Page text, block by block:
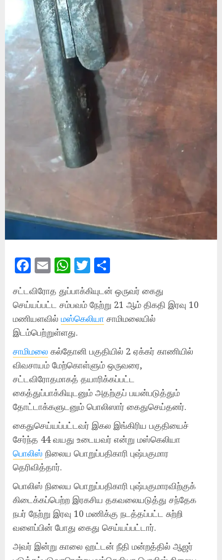
Facebook
EmailWhatsApp
Twitter
சட்டவிரோத துப்பாக்கியுடன் ஒருவர் கைது
செய்யப்பட்ட சம்பவம் நேற்று 21 ஆம் திகதி இரவு 10
மணியளவில் மஸ்கெலியா சாமிமலையில்
இடம்பெற்றுள்ளது.
சாமிமலை கல்தோனி பகுதியில் 2 ஏக்கர் காணியில்
விவசாயம் மேற்கொள்ளும் ஒருவரை,
சட்டவிரோதமாகத் தயாரிக்கப்பட்ட
கைத்துப்பாக்கியுடனும் அதற்குப் பயன்படுத்தும்
தோட்டாக்களுடனும் பொலிஸார் கைதுசெய்தனர்.
கைதுசெய்யப்பட்டவர் இகல இங்கிரிய பகுதியைச்
சேர்ந்த 44 வயது உடையவர் என்று மஸ்கெலியா
பொலிஸ் நிலைய பொறுப்பதிகாரி புஷ்பகுமார
தெரிவித்தார்.
பொலிஸ் நிலைய பொறுப்பதிகாரி புஷ்பகுமாரவிற்குக்
கிடைக்கப்பெற்ற இரகசிய தகவலையடுத்து சந்தேக
நபர் நேற்று இரவு 10 மணிக்கு நடத்தப்பட்ட சுற்றி
வளைப்பின் போது கைது செய்யப்பட்டார்.
அவர் இன்று காலை ஹட்டன் நீதி மன்றத்தில் ஆஜர்